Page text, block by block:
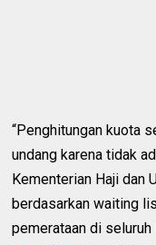
“Penghitungan kuota
undang karena tidak
Kementerian Haji dan
berdasarkan waiting
pemerataan di